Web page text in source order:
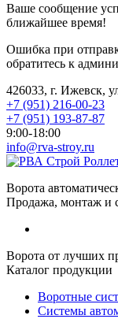
Ваше сообщение
ближайшее время!
Ошибка при
обратитесь к
426033, г. Ижевск,
+7 (951) 216-00-23
+7 (951) 193-87-87
9:00-18:00
info@rva-stroy.ru
Ворота
Продажа, монтаж и
Ворота от лучших
Каталог продукции
Воротные
Системы